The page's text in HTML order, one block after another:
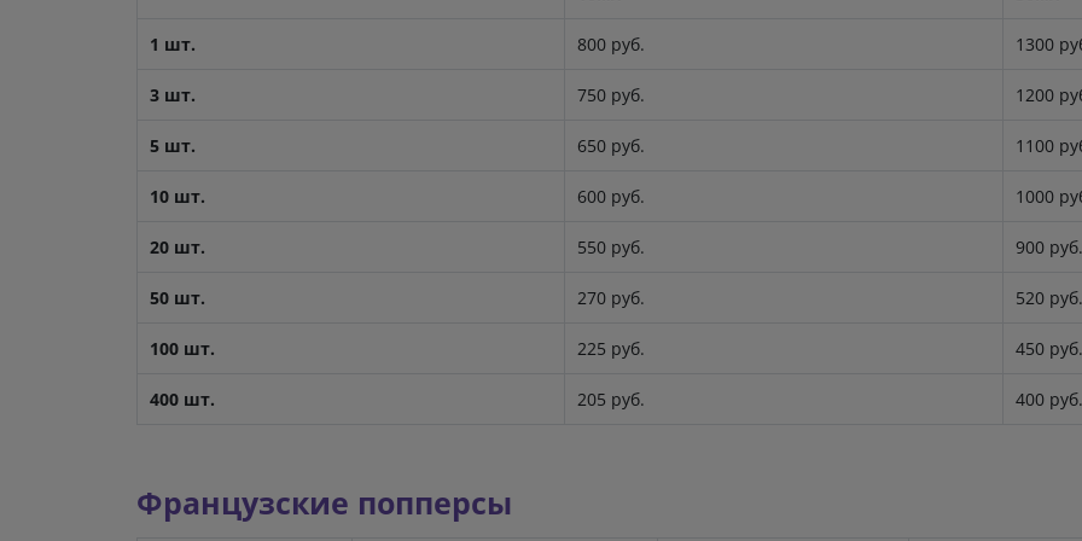
1 шт. 800 руб. 1300
3 шт. 750 руб. 1200
5 шт. 650 руб. 1100
10 шт. 600 руб. 1000
20 шт. 550 руб. 900 руб.
50 шт. 270 руб. 520 руб.
100 шт. 225 руб. 450 руб.
400 шт. 205 руб. 400 руб.
Французские попперсы